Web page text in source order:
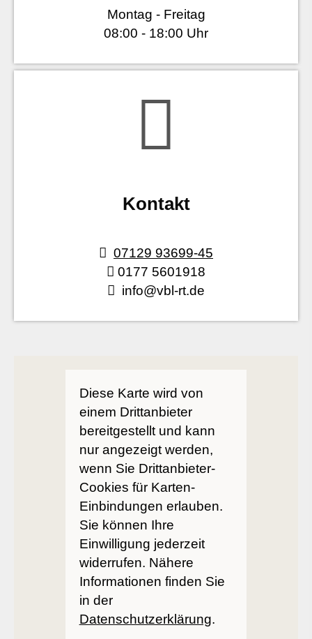
Montag - Freitag
08:00 - 18:00 Uhr
Kontakt
07129 93699-45
0177 5601918
info@vbl-rt.de
Diese Karte wird von
einem Drittanbieter
bereitgestellt und kann
nur angezeigt werden,
wenn Sie Drittanbieter-
Cookies für Karten-
Einbindungen erlauben.
Sie können Ihre
Einwilligung jederzeit
widerrufen. Nähere
Informationen finden Sie
in der
Datenschutzerklärung.